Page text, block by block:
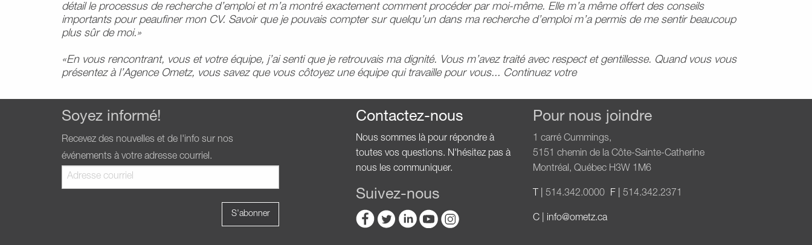
détail le processus de recherche d’emploi et m’a montré exactement comment procéder par moi-même. Elle m’a même offert des conseils
importants pour peaufiner mon CV. Savoir que je pouvais compter sur quelqu’un dans ma recherche d’emploi m’a permis de me sentir beaucoup
plus sûr de moi.»
«En vous rencontrant, vous et votre équipe, j’ai senti que je retrouvais ma dignité. Vous m’avez traité avec respect et gentillesse. Quand vous vous
présentez à l’Agence Ometz, vous savez que vous côtoyez une équipe qui travaille pour vous... Continuez votre
Soyez informé!
Recevez des nouvelles et de l'info sur nos
événements à votre adresse courriel.
Contactez-nous
Nous sommes là pour répondre à
toutes vos questions. N'hésitez pas à
nous les communiquer.
Suivez-nous
Pour nous joindre
1 carré Cummings,
5151 chemin de la Côte-Sainte-Catherine
Montréal, Québec H3W 1M6
T | 514.342.0000 F | 514.342.2371
C | info@ometz.ca